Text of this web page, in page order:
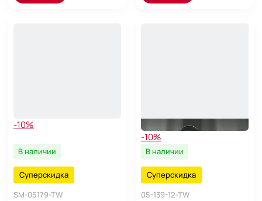
-10%
В наличии
Суперскидка
SM-05179-TW
-10%
В наличии
Суперскидка
05-139-12-TW